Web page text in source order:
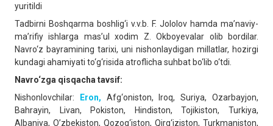
yuritildi
Tadbirni Boshqarma boshlig‘i v.v.b. F. Jololov hamda ma’naviy-
ma’rifiy ishlarga mas’ul xodim Z. Okboyevalar olib bordilar.
Navro‘z bayramining tarixi, uni nishonlaydigan millatlar, hozirgi
kundagi ahamiyati to‘g‘risida atroflicha suhbat bo‘lib o‘tdi.
Navro‘zga qisqacha tavsif:
Nishonlovchilar:
Eron, Afg‘oniston, Iroq, Suriya, Ozarbayjon,
Bahrayin, Livan, Pokiston, Hindiston, Tojikiston, Turkiya,
Albaniya, O’zbekiston, Qozog‘iston, Qirg‘iziston, Turkmaniston,